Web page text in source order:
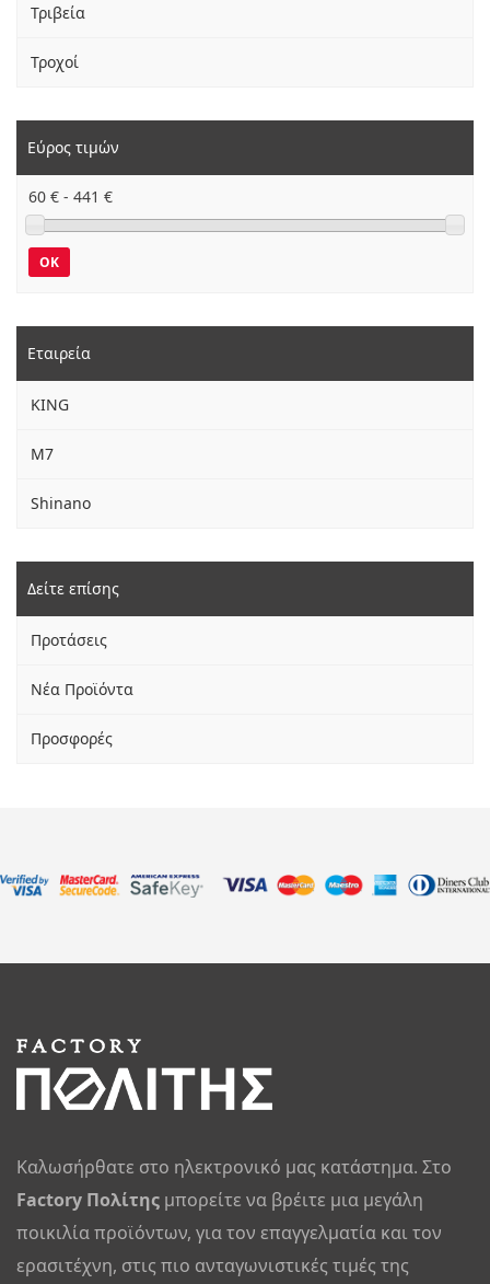
Τριβεία
Τροχοί
Εύρος τιμών
60 € - 441 €
OK
Εταιρεία
KING
M7
Shinano
Δείτε επίσης
Προτάσεις
Νέα Προϊόντα
Προσφορές
Καλωσήρθατε στο ηλεκτρονικό μας κατάστημα. Στο
Factory Πολίτης μπορείτε να βρέιτε μια μεγάλη
ποικιλία προϊόντων, για τον επαγγελματία και τον
ερασιτέχνη, στις πιο ανταγωνιστικές τιμές της